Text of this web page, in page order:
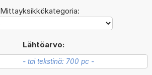
Mittayksikkökategoria:
Lähtöarvo: